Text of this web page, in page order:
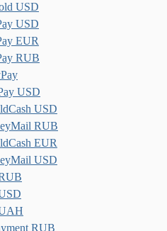
USD
USD
EUR
RUB
USD
USD
RUB
EUR
USD
RUB